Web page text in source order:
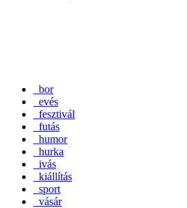
bor
evés
fesztivál
futás
humor
hurka
ivás
kiállítás
sport
vásár